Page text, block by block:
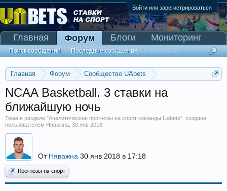
Войти или зарегистрироваться
Главная Форум
Сообщество UAbets
NCAA Basketball. 3 ставки на
ближайшую ночь
Тема в разделе "Аналитические прогнозы на спорт команды Uabets", создана
пользователем Няважна 30 янв 2018
От Няважна 30 янв 2018 в 17:18
Прогнозы на спорт
Главная Форум
Поиск сообщений Последние сообщения
Блоги
Мониторинг
Сканер Pinnacle